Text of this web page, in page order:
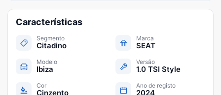
Características
Segmento
Citadino
Marca
SEAT
Modelo
Ibiza
Versão
1.0 TSI Style
Cor
Cinzento
Ano de registo
2024